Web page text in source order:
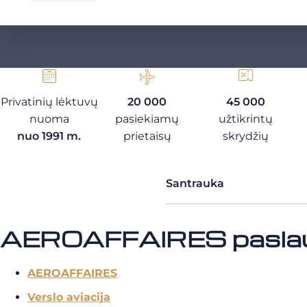
Privatinių lėktuvų
nuoma
nuo 1991 m.
20 000
pasiekiamų
prietaisų
45 000
užtikrintų
skrydžių
Santrauka
AEROAFFAIRES
AEROAFFAIRES
Verslo aviacija